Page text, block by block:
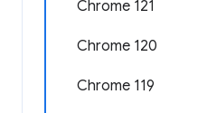
Chrome 121
Chrome 120
Chrome 119